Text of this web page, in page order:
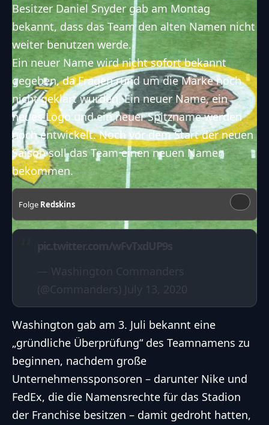
Besitzer Daniel Snyder gab am Montag
bekannt, dass das Team den alten Namen nicht
weiter benutzen werde.
Ein neuer Name wird nicht sofort bekannt
gegeben, da Fragen rund um die Marke noch
nicht geklärt wurden. Ein neuer Name, ein
neues Logo und ein neuer Spitzname werden
noch entwickelt. Noch vor dem Start der neuen
Saison soll das Team einen neuen Namen
bekommen.
Folge Redskins
Washington gab am 3. Juli bekannt eine
„gründliche Überprüfung“ des Teamnamens zu
beginnen, nachdem große
Unternehmenssponsoren – darunter Nike und
FedEx, die die Namensrechte für das Stadion
der Franchise besitzen – damit gedroht hatten,